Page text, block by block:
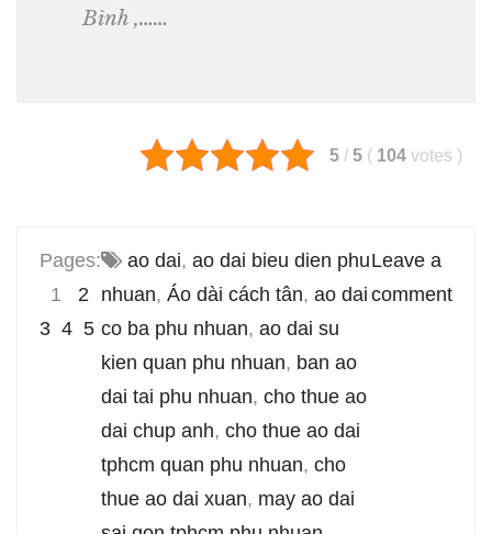
Bình ,……
5 / 5 ( 104 votes )
Pages:
Page
1 ,Page
2 ,Page
3 ,Page
4 ,Page
5
ao dai, ao dai bieu dien phu
nhuan, Áo dài cách tân, ao dai
co ba phu nhuan, ao dai su
kien quan phu nhuan, ban ao
dai tai phu nhuan, cho thue ao
dai chup anh, cho thue ao dai
tphcm quan phu nhuan, cho
thue ao dai xuan, may ao dai
Leave a
comment